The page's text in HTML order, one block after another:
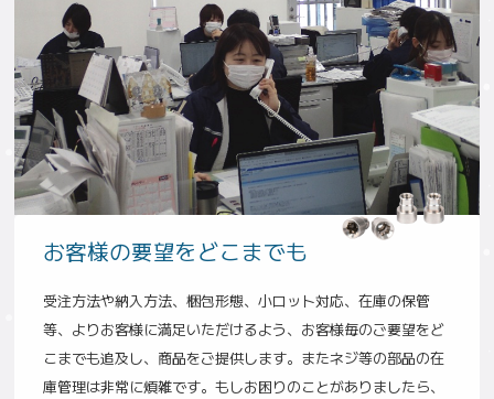
お客様の要望をどこまでも
受注方法や納入方法、梱包形態、小ロット対応、在庫の保管
等、よりお客様に満足いただけるよう、お客様毎のご要望をど
こまでも追及し、商品をご提供します。またネジ等の部品の在
庫管理は非常に煩雑です。もしお困りのことがありましたら、